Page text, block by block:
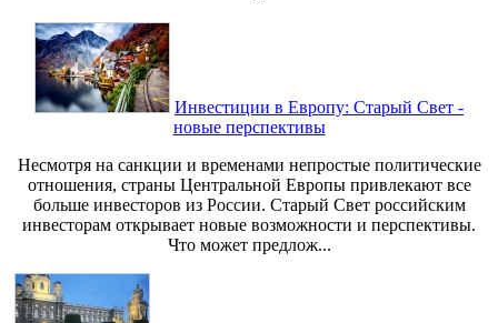
Инвестиции в Европу: Старый Свет -
новые перспективы
Несмотря на санкции и временами непростые политические
отношения, страны Центральной Европы привлекают все
больше инвесторов из России. Старый Свет российским
инвесторам открывает новые возможности и перспективы.
Что может предлож...